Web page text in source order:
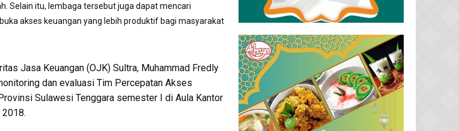
Selain itu, lembaga tersebut juga dapat mencari
akses keuangan yang lebih produktif bagi masyarakat
Jasa Keuangan (OJK) Sultra, Muhammad Fredly
dan evaluasi Tim Percepatan Akses
Sulawesi Tenggara semester I di Aula Kantor
2018.